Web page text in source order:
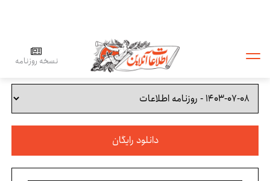
نسخه روزنامه
دانلود رایگان